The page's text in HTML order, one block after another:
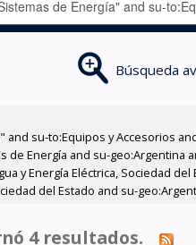
Búsqueda
su-to:Equipos y Accesorios
Energía and su-geo:Argentina
y Energía Eléctrica, Sociedad
del Estado and su-
4 resultados.